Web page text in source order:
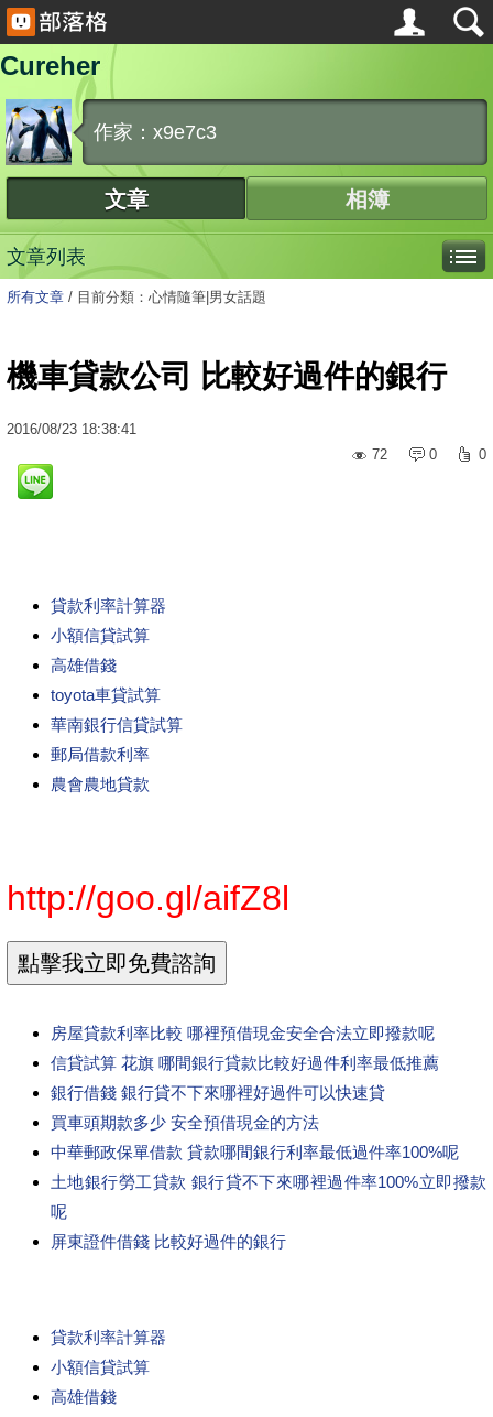
Cureher
作家：x9e7c3
文章 相簿
文章列表
所有文章 / 目前分類：心情隨筆|男女話題
機車貸款公司 比較好過件的銀行
2016/08/23 18:38:41
72
0 0
貸款利率計算器
小額信貸試算
高雄借錢
toyota車貸試算
華南銀行信貸試算
郵局借款利率
農會農地貸款
http://goo.gl/aifZ8l
房屋貸款利率比較 哪裡預借現金安全合法立即撥款呢
信貸試算 花旗 哪間銀行貸款比較好過件利率最低推薦
銀行借錢 銀行貸不下來哪裡好過件可以快速貸
買車頭期款多少 安全預借現金的方法
中華郵政保單借款 貸款哪間銀行利率最低過件率100%呢
土地銀行勞工貸款 銀行貸不下來哪裡過件率100%立即撥款
呢
屏東證件借錢 比較好過件的銀行
貸款利率計算器
小額信貸試算
高雄借錢